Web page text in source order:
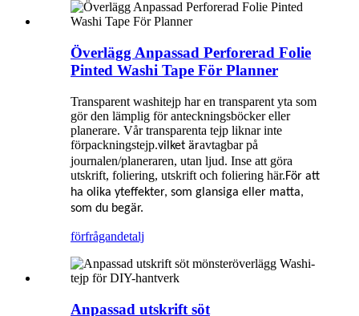
Överlägg Anpassad Perforerad Folie
Pinted Washi Tape För Planner
Transparent washitejp har en transparent yta som
gör den lämplig för anteckningsböcker eller
planerare. Vår transparenta tejp liknar inte
förpackningstejp.vilket äravtagbar på
journalen/planeraren, utan ljud. Inse att göra
utskrift, foliering, utskrift och foliering här.För att
ha olika yteffekter, som glansiga eller matta,
som du begär.
förfrågandetalj
Anpassad utskrift söt